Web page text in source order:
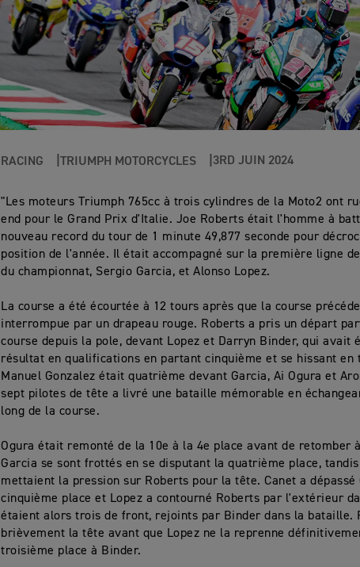
RACING TRIUMPH MOTORCYCLES 3RD JUIN 2024
"Les moteurs Triumph 765cc à trois cylindres de la Moto2 ont
end pour le Grand Prix d'Italie. Joe Roberts était l'homme à
nouveau record du tour de 1 minute 49,877 seconde pour
position de l'année. Il était accompagné sur la première ligne
du championnat, Sergio Garcia, et Alonso Lopez.
La course a été écourtée à 12 tours après que la course
interrompue par un drapeau rouge. Roberts a pris un départ
course depuis la pole, devant Lopez et Darryn Binder, qui avait
résultat en qualifications en partant cinquième et se hissant en
Manuel Gonzalez était quatrième devant Garcia, Ai Ogura et
sept pilotes de tête a livré une bataille mémorable en
long de la course.
Ogura était remonté de la 10e à la 4e place avant de retomber
Garcia se sont frottés en se disputant la quatrième place,
mettaient la pression sur Roberts pour la tête. Canet a dépassé
cinquième place et Lopez a contourné Roberts par l'extérieur
étaient alors trois de front, rejoints par Binder dans la bataille.
brièvement la tête avant que Lopez ne la reprenne
troisième place à Binder.